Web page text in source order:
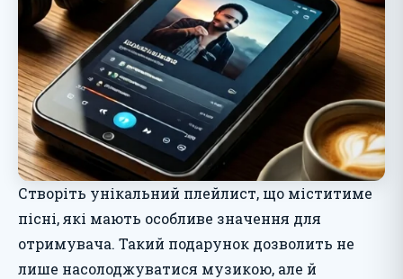
Створіть унікальний плейлист, що міститиме
пісні, які мають особливе значення для
отримувача. Такий подарунок дозволить не
лише насолоджуватися музикою, але й